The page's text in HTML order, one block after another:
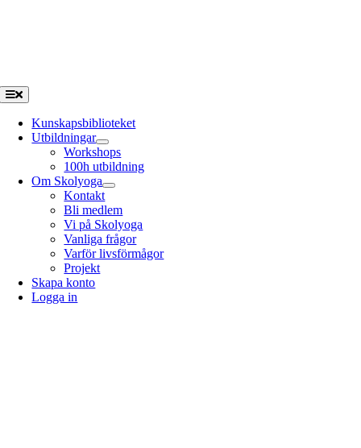
Toggle
Navigation
Kunskapsbiblioteket
Utbildningar
Workshops
100h utbildning
Om Skolyoga
Kontakt
Bli medlem
Vi på Skolyoga
Vanliga frågor
Varför livsförmågor
Projekt
Skapa konto
Logga in